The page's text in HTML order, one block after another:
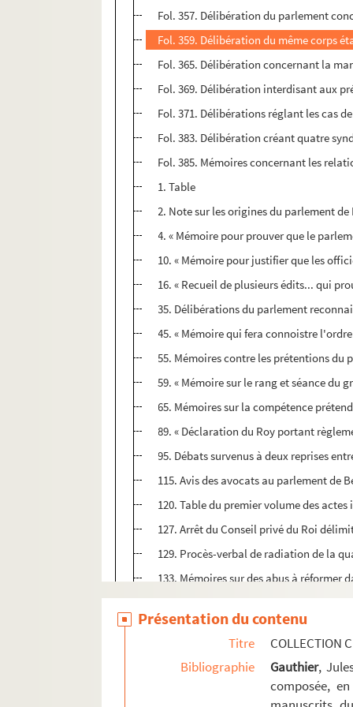
Fol. 357. Délibération du parlement
Fol. 359. Délibération du même corps
Fol. 365. Délibération concernant la
Fol. 369. Délibération interdisant aux
Fol. 371. Délibérations réglant les cas
Fol. 383. Délibération créant quatre
Fol. 385. Mémoires concernant les
1. Table
2. Note sur les origines du parlement
4. « Mémoire pour prouver que le
10. « Mémoire pour justifier que les
16. « Recueil de plusieurs édits... qui
35. Délibérations du parlement
45. « Mémoire qui fera connoistre
55. Mémoires contre les prétentions
59. « Mémoire sur le rang et séance du
65. Mémoires sur la compétence
89. « Déclaration du Roy portant
95. Débats survenus à deux reprises
115. Avis des avocats au parlement de
120. Table du premier volume des
127. Arrêt du Conseil privé du Roi
129. Procès-verbal de radiation de la
133. Mémoires sur des abus à
183. Déclaration du Roi portant
324. Remontrances du parlement de
336. Mémoire du parlement sur une
339. Lettre du parlement de
343. Adresse du parlement au Roi, à
Présentation du contenu
Titre
COLLECTION
Bibliographie
Gauthier,
composée,